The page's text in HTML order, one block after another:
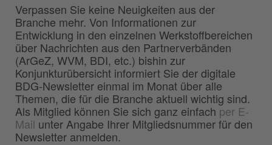
Verpassen Sie keine Neuigkeiten aus der
Branche mehr. Von Informationen zur
Entwicklung in den einzelnen Werkstoffbereichen
über Nachrichten aus den Partnerverbänden
(ArGeZ, WVM, BDI, etc.) bishin zur
Konjunkturübersicht informiert Sie der digitale
BDG-Newsletter einmal im Monat über alle
Themen, die für die Branche aktuell wichtig sind.
Als Mitglied können Sie sich ganz einfach per E-
Mail unter Angabe Ihrer Mitgliedsnummer für den
Newsletter anmelden.